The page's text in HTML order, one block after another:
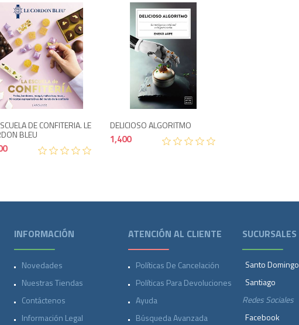
DE CONFITERIA. LE
BLEU
DELICIOSO ALGORITMO
1,400
INFORMACIÓN
Novedades
Nuestras Tiendas
Contáctenos
Información Legal
ATENCIÓN AL CLIENTE
Políticas De Cancelación
Políticas Para Devoluciones
Ayuda
Búsqueda Avanzada
SUCURSALES
Santo Domingo
Santiago
Redes Sociales
Facebook